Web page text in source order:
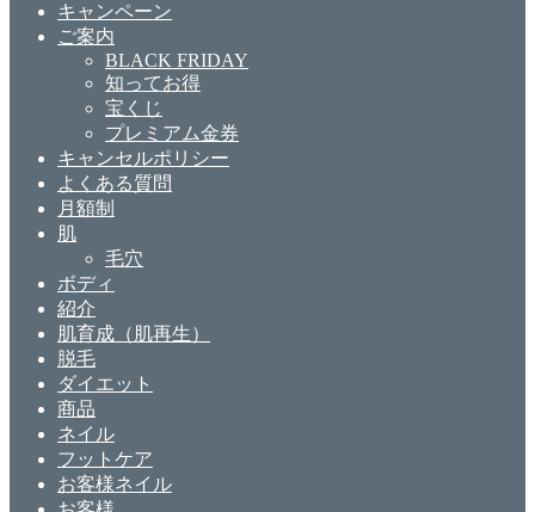
キャンペーン
ご案内
BLACK FRIDAY
知ってお得
宝くじ
プレミアム金券
キャンセルポリシー
よくある質問
月額制
肌
毛穴
ボディ
紹介
肌育成（肌再生）
脱毛
ダイエット
商品
ネイル
フットケア
お客様ネイル